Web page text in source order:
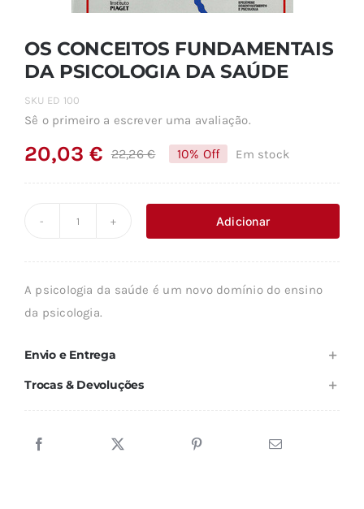
OS CONCEITOS FUNDAMENTAIS
DA PSICOLOGIA DA SAÚDE
SKU ED 100
Sê o primeiro a escrever uma avaliação.
22,26€O
original
era:
20,03€
O
é:
10% Off Em stock
CONCEITOS
FUNDAMENTAIS
DA
Adicionar
A psicologia da saúde é um novo domínio do ensino
da psicologia.
Envio e Entrega
Trocas & Devoluções